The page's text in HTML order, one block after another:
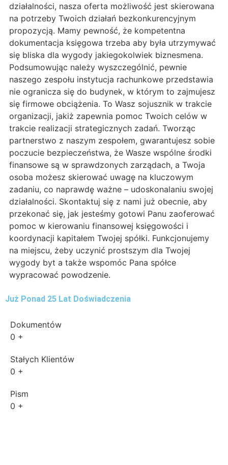
działalności, nasza oferta możliwość jest skierowana
na potrzeby Twoich działań bezkonkurencyjnym
propozycją. Mamy pewność, że kompetentna
dokumentacja księgowa trzeba aby była utrzymywać
się bliska dla wygody jakiegokolwiek biznesmena.
Podsumowując należy wyszczególnić, pewnie
naszego zespołu instytucja rachunkowe przedstawia
nie ogranicza się do budynek, w którym to zajmujesz
się firmowe obciążenia. To Wasz sojusznik w trakcie
organizacji, jakiż zapewnia pomoc Twoich celów w
trakcie realizacji strategicznych zadań. Tworząc
partnerstwo z naszym zespołem, gwarantujesz sobie
poczucie bezpieczeństwa, że Wasze wspólne środki
finansowe są w sprawdzonych zarządach, a Twoja
osoba możesz skierować uwagę na kluczowym
zadaniu, co naprawdę ważne – udoskonalaniu swojej
działalności. Skontaktuj się z nami już obecnie, aby
przekonać się, jak jesteśmy gotowi Panu zaoferować
pomoc w kierowaniu finansowej księgowości i
koordynacji kapitałem Twojej spółki. Funkcjonujemy
na miejscu, żeby uczynić prostszym dla Twojej
wygody byt a także wspomóc Pana spółce
wypracować powodzenie.
Już Ponad 25 Lat Doświadczenia
Dokumentów
0 +
Stałych Klientów
0 +
Pism
0 +